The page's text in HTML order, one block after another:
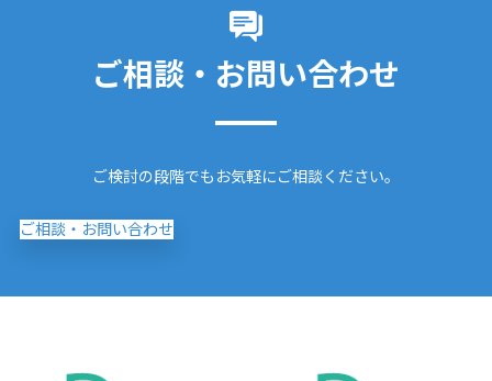
ご相談・お問い合わせ
ご検討の段階でもお気軽にご相談ください。
ご相談・お問い合わせ